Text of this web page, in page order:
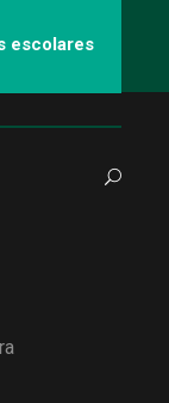
escolares